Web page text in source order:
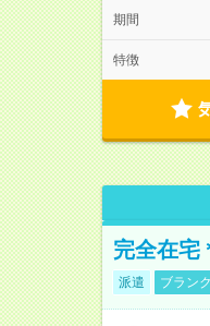
期間
特徴
完全在宅
派遣 ブラン